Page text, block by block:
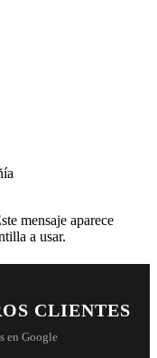
mensaje aparece
a usar.
CLIENTES
en Google